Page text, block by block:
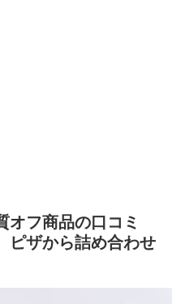
オフ商品の口コミ
ピザから詰め合わせ